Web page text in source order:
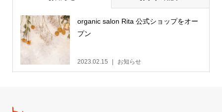
organic salon Rita 公式ショップをオー
プン
2023.02.15 お知らせ